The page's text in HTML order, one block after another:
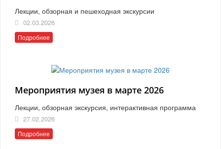
Лекции, обзорная и пешеходная экскурсии
02.03.2026
Подробнее
Мероприятия музея в марте 2026
Лекции, обзорная экскурсия, интерактивная программа
27.02.2026
Подробнее